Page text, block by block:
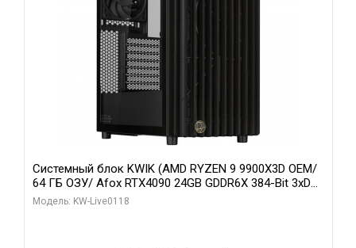
Системный блок KWIK (AMD RYZEN 9 9900X3D OEM/
64 ГБ ОЗУ/ Afox RTX4090 24GB GDDR6X 384-Bit 3xDP
HDMI ATX Turbo/ 960 ГБ SSD)
Модель: KW-Live0118